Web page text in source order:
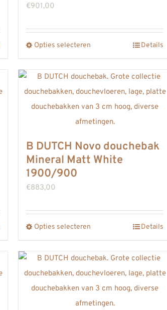
de
productpagina
€901,00
Opties selecteren
heeft
meerdere
variaties.
Deze
kan
de
productpagina
Details
B DUTCH Novo douchebak
Mineral Matt White
1900/900
€883,00
Opties selecteren
heeft
meerdere
variaties.
Deze
Details